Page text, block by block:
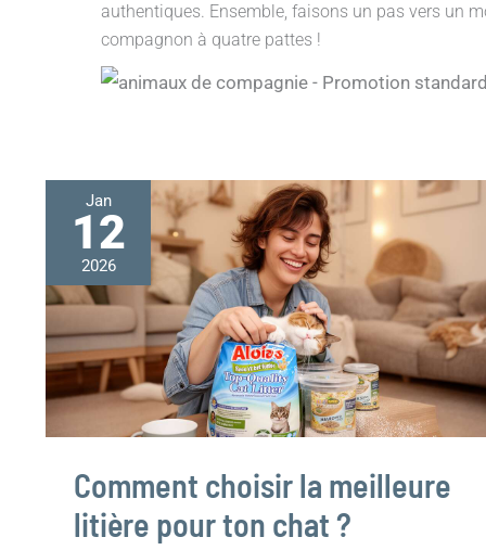
authentiques. Ensemble, faisons un pas vers un
compagnon à quatre pattes !
Jan
12
2026
Comment choisir la meilleure
litière pour ton chat ?
Comment
choisir
la
meilleure
pour
ton
chat
?